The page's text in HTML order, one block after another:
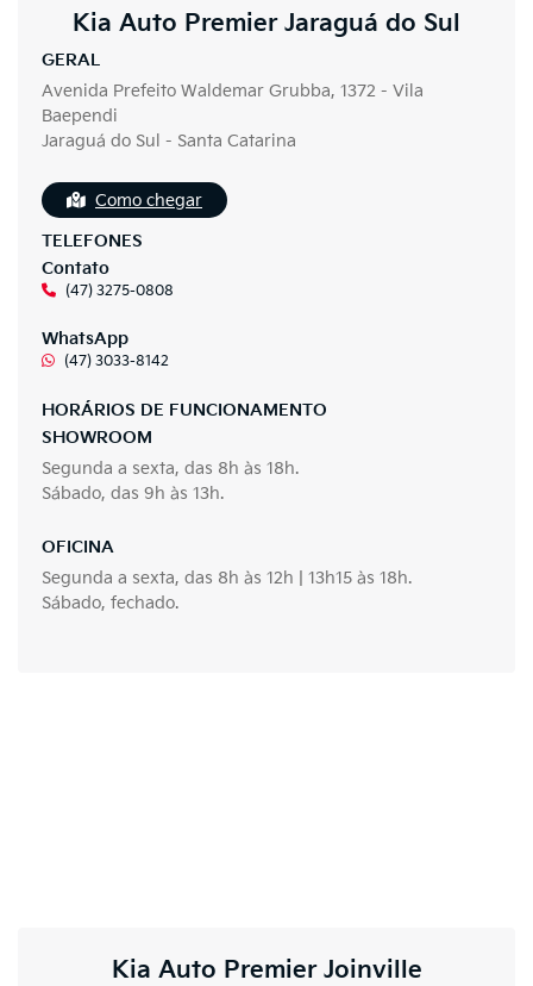
Kia Auto Premier Jaraguá do Sul
GERAL
Avenida Prefeito Waldemar Grubba, 1372 - Vila
Baependi
Jaraguá do Sul - Santa Catarina
Como chegar
TELEFONES
Contato
(47) 3275-0808
WhatsApp
(47) 3033-8142
HORÁRIOS DE FUNCIONAMENTO
SHOWROOM
Segunda a sexta, das 8h às 18h.
Sábado, das 9h às 13h.
OFICINA
Segunda a sexta, das 8h às 12h | 13h15 às 18h.
Sábado, fechado.
Kia Auto Premier Joinville